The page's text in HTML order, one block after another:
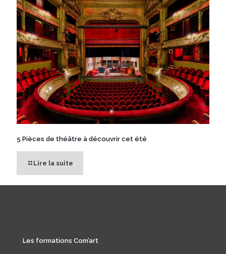
5 Pièces de théâtre à découvrir cet été
Lire la suite
Les formations Com’art